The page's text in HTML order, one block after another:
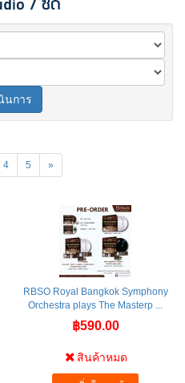
นการ
4 5 »
RBSO Royal Bangkok Symphony
Orchestra plays The Masterp ...
฿590.00
สินค้าหมด